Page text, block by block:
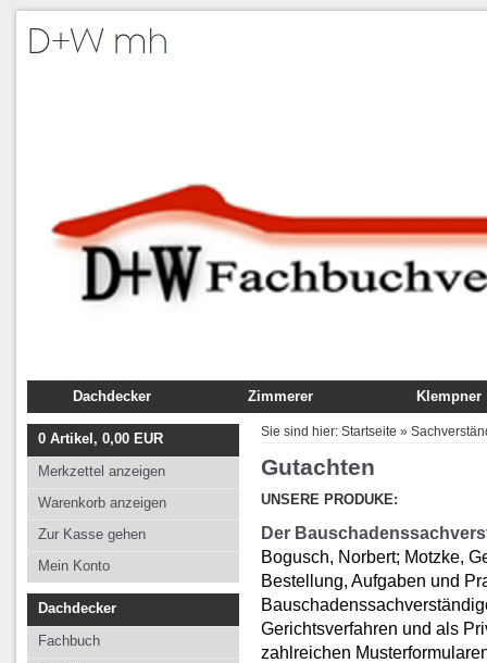
Dachdecker
Fachbuch
Ausbildung
Kalkulation
Fachregeln
Arbeitsrecht
Zimmerer
Fachbuch
Ausbildung
Kalkulation
Fachregeln
Klempner
Fachbuch
Fachregeln
0 Artikel, 0,00 EUR
Merkzettel anzeigen
Warenkorb anzeigen
Zur Kasse gehen
Mein Konto
Dachdecker
Fachbuch
Sie sind hier: Startseite »
Gutachten
UNSERE PRODUKE:
Der
Bogusch, Norbert; Motzke,
Bestellung, Aufgaben und
Gerichtsverfahren und als
zahlreichen